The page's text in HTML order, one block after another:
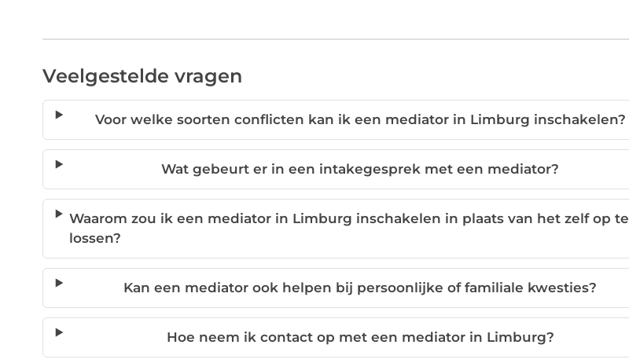
Veelgestelde vragen
Voor welke soorten conflicten kan ik een mediator in Limburg inschakelen?
Wat gebeurt er in een intakegesprek met een mediator?
Waarom zou ik een mediator in Limburg inschakelen in plaats van het zelf op te
lossen?
Kan een mediator ook helpen bij persoonlijke of familiale kwesties?
Hoe neem ik contact op met een mediator in Limburg?